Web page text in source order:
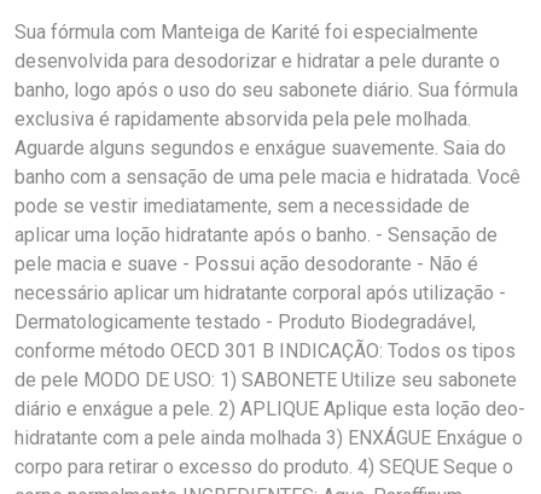
Sua fórmula com Manteiga de Karité foi especialmente
desenvolvida para desodorizar e hidratar a pele durante o
banho, logo após o uso do seu sabonete diário. Sua fórmula
exclusiva é rapidamente absorvida pela pele molhada.
Aguarde alguns segundos e enxágue suavemente. Saia do
banho com a sensação de uma pele macia e hidratada. Você
pode se vestir imediatamente, sem a necessidade de
aplicar uma loção hidratante após o banho. - Sensação de
pele macia e suave - Possui ação desodorante - Não é
necessário aplicar um hidratante corporal após utilização -
Dermatologicamente testado - Produto Biodegradável,
conforme método OECD 301 B INDICAÇÃO: Todos os tipos
de pele MODO DE USO: 1) SABONETE Utilize seu sabonete
diário e enxágue a pele. 2) APLIQUE Aplique esta loção deo-
hidratante com a pele ainda molhada 3) ENXÁGUE Enxágue o
corpo para retirar o excesso do produto. 4) SEQUE Seque o